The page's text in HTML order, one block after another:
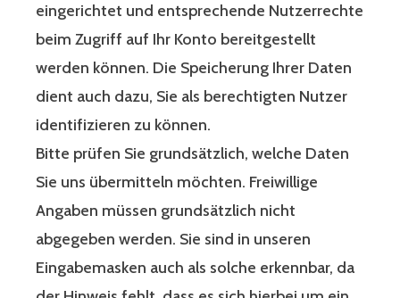
eingerichtet und entsprechende Nutzerrechte
beim Zugriff auf Ihr Konto bereitgestellt
werden können. Die Speicherung Ihrer Daten
dient auch dazu, Sie als berechtigten Nutzer
identifizieren zu können.
Bitte prüfen Sie grundsätzlich, welche Daten
Sie uns übermitteln möchten. Freiwillige
Angaben müssen grundsätzlich nicht
abgegeben werden. Sie sind in unseren
Eingabemasken auch als solche erkennbar, da